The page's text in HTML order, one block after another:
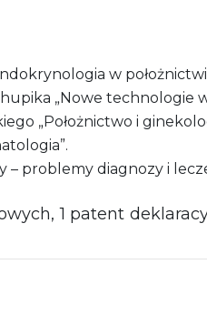
w
„Nowe technologie
„Położnictwo i
– problemy diagnozy i
1 patent